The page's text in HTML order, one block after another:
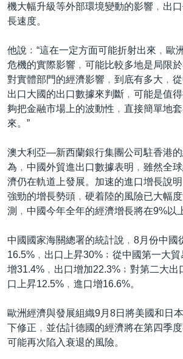
機大幅升級等外部環境變動的影響﹐出
長速度。
他說﹕“這在一定方面可能折射出來﹐歐
危機的實際影響﹐可能比較多地是局限於
對實體部門的經濟影響﹐到底有多大﹐
出口大國的出口數據來判斷﹐可能是值
夠把金融市場上的波動性﹐直接簡單地
來。”
澳大利亞—新西蘭銀行集團公司駐香港
為﹐中國外貿進出口數據表明﹐雖然全
濟仍在軌道上發展。加速的進口增長說
強勁的增長勢頭﹐硬着陸的風險已大幅
測﹐中國今年全年的經濟增長將在9%以
中國國家海關總署的統計說﹐8月份中國
16.5%﹐出口上昇30%﹔從中國第一大
增31.4%﹐出口增加22.3%﹔對第二大出
口上昇12.5%﹐進口增16.6%。
歐洲經濟與發展組織9月8日將美國和日
下修正﹐並估計德國的經濟將在第四季
可能再次陷入衰退的風險。